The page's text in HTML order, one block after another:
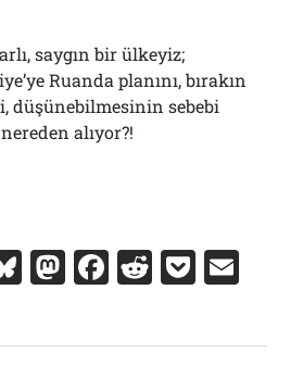
saygın bir ülkeyiz;
Ruanda planını, bırakın
düşünebilmesinin sebebi
alıyor?!
Bl
e
M
st
F
c
R
d
P
c ai